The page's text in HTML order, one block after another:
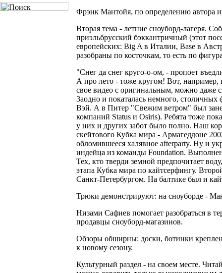
Фрэнк Мантойя, по определению автора
Вторая тема - летние сноуборд-лагеря.
приэльбрусский бэккантричный (этот
европейских: Big A в Италии, Base в
разобраны по косточкам, то есть по
"Снег да снег круго-о-ом, - пропоет
А про лето - тоже кругом! Вот, например,
свое видео с оригинальным, можно даже
Заодно и покаталась немного, столичных
Вэй. А в Питер "Свежим ветром" был
компаний Status и Osiris). Ребята тоже
у них и других забот было полно. Наш
скейтового Кубка мира - Армагеддоне
обломившееся халявное afterparty. Ну и
индейца из команды Foundation.
Тех, кто тверди земной предпочитает
этапа Кубка мира по кайтсерфингу.
Санкт-Петербургом. На балтике был и
Трюки демонстрируют: на сноуборде -
Низами Сафиев помогает разобраться в
продавцы сноуборд-магазинов.
Обзоры обширны: доски, ботинки
к новому сезону.
Культурный раздел - на своем месте.